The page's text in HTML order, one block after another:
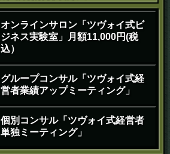
オンラインサロン「ツヴォイ式ビ
ジネス実験室」月額11,000円(税
込）
グループコンサル「ツヴォイ式経
営者業績アップミーティング」
個別コンサル「ツヴォイ式経営者
単独ミーティング」